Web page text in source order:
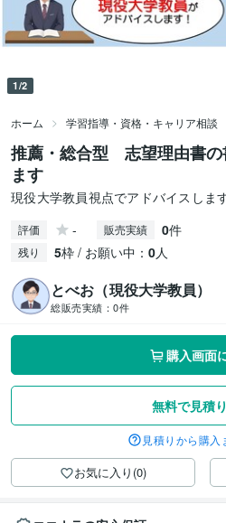
1/2
ホーム 学習指導・資格・キャリア相談
推薦・総合型 志望理由書の
ます
現役大学教員視点でアドバイスしま
評価 - 販売実績 0件
残り 5枠 / お願い中： 0人
とべお（現役大学教員）
総販売実績： 0件
購入画面
無料で見積
見積りから購入
お気に入り(0)